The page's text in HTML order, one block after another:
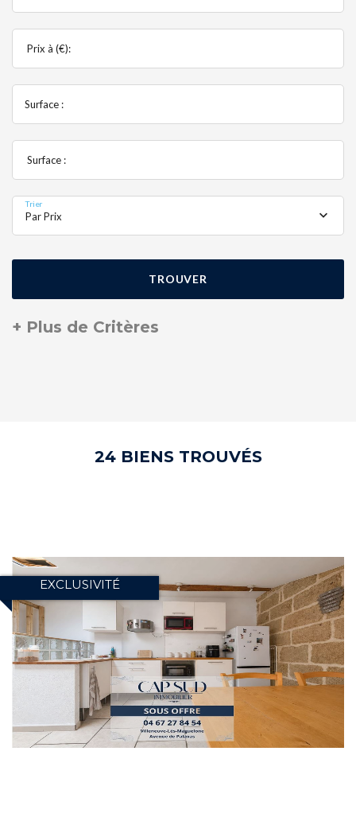
Prix à (€):
Surface :
Surface :
Trier
Par Prix
TROUVER
+ Plus de Critères
24 BIENS TROUVÉS
EXCLUSIVITÉ